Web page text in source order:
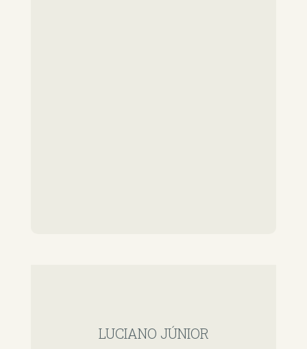
LUCIANO JÚNIOR